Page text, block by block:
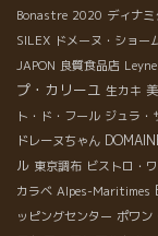
Bonastre 2020 ディナ
SILEX ドメーヌ・ショー
JAPON 良質食品店
プ・カリーユ 生カキ
ト・ド・フール ジュラ・
ドレーヌちゃん
ル 東京調布 ビストロ・
カラベ Alpes-Maritimes
ッピングセンター ポワン